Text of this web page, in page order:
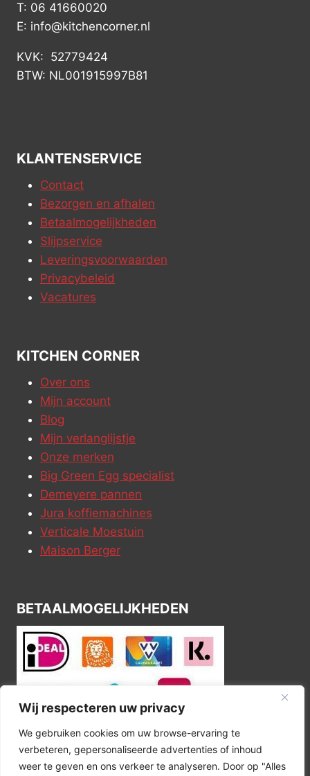
Wij respecteren uw privacy
We gebruiken cookies om uw browse-ervaring te
verbeteren, gepersonaliseerde advertenties of inhoud
weer te geven en ons verkeer te analyseren. Door op "Alles
T: 06 41660020
E: info@kitchencorner.nl
KVK: 52779424
BTW: NL001915997B81
KLANTENSERVICE
Contact
Bezorgen en afhalen
Betaalmogelijkheden
Slijpservice
Leveringsvoorwaarden
Privacybeleid
Vacatures
KITCHEN CORNER
Over ons
Mijn account
Blog
Mijn verlanglijstje
Onze merken
Big Green Egg specialist
Demeyere pannen
Jura koffiemachines
Verticale Moestuin
Maison Berger
BETAALMOGELIJKHEDEN